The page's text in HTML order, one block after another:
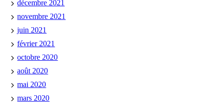
décembre 2021
novembre 2021
juin 2021
février 2021
octobre 2020
août 2020
mai 2020
mars 2020